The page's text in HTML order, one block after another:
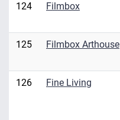
124 Filmbox
125 Filmbox Arthouse
126 Fine Living